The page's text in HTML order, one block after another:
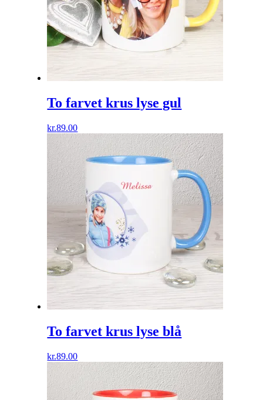
To farvet krus lyse gul
kr.89.00
To farvet krus lyse blå
kr.89.00